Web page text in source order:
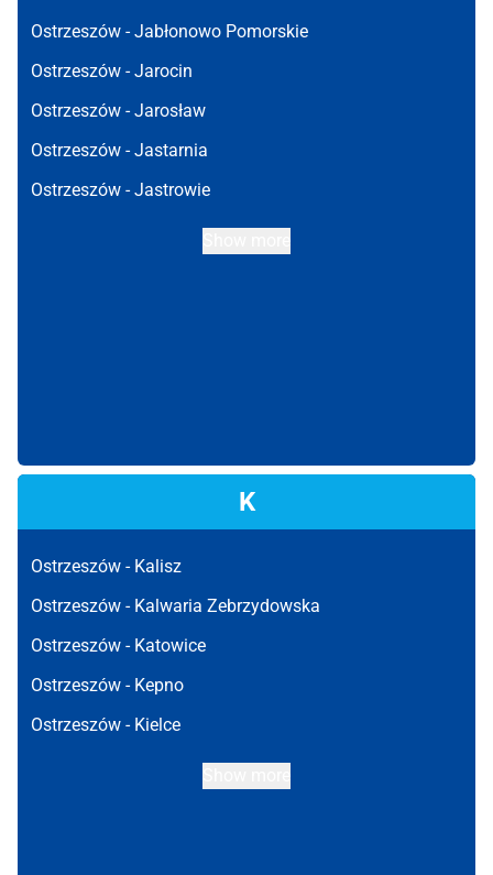
Ostrzeszów -Jabłonowo Pomorskie
Ostrzeszów -Jarocin
Ostrzeszów -Jarosław
Ostrzeszów -Jastarnia
Ostrzeszów -Jastrowie
K
Ostrzeszów - Kalisz
Ostrzeszów - Kalwaria Zebrzydowska
Ostrzeszów - Katowice
Ostrzeszów - Kepno
Ostrzeszów - Kielce